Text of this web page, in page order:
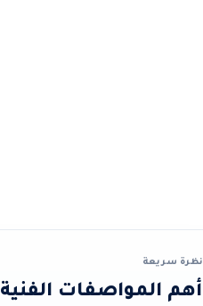
نظرة سريعة
أهم المواصفات الفنية